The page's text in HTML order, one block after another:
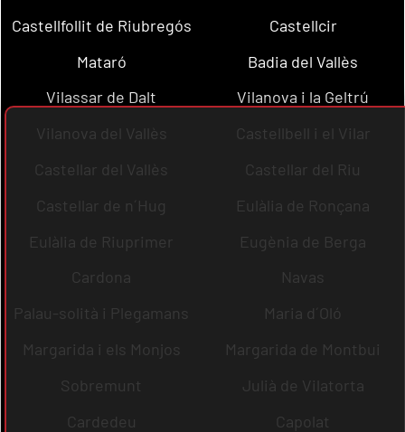
Castellfollit de Riubregós
Castellcir
Mataró
Badia del Vallès
Vilassar de Dalt
Vilanova i la Geltrú
Vilanova del Vallès
Castellbell i el Vilar
Castellar del Vallès
Castellar del Riu
Castellar de n´Hug
Eulàlia de Ronçana
Eulàlia de Riuprimer
Eugènia de Berga
Cardona
Navas
Palau-solità i Plegamans
Maria d´Oló
Margarida i els Monjos
Margarida de Montbui
Sobremunt
Julià de Vilatorta
Cardedeu
Capolat